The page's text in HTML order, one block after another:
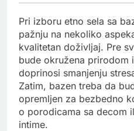
Pri izboru etno sela sa
pažnju na nekoliko
kvalitetan doživljaj. Pre
bude okružena prirodom
doprinosi smanjenju
Zatim, bazen treba da
opremljen za bezbedno
o porodicama sa decom
intime.